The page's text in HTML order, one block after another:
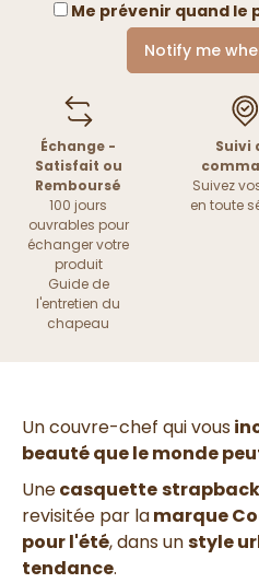
Me prévenir quand le
Notify me
Échange -
Satisfait ou
Remboursé
100 jours
ouvrables pour
échanger votre
produit
Guide de
l'entretien du
chapeau
Suivi
Suivez
en toute
Un couvre-chef qui vous
beauté que le monde
Unecasquettestrapback
revisitée par lamarque
pour l'été, dans unstyle
tendance.